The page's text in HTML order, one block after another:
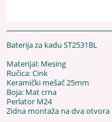
Baterija za kadu ST2531BL
Materijal: Mesing
Ručica: Cink
Keramički mešač 25mm
Boja: Mat crna
Perlator M24
Zidna montaža na dva otvora